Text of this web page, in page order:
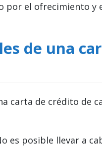
por el ofrecimiento y
de una
carta de crédito de
es posible llevar a